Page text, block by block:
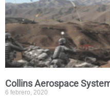
Collins Aerospace
6 febrero, 2020